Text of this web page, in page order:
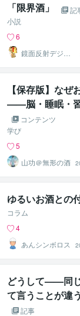
「限界酒」
記
小説
6
鏡面反射デジタ
ルアート製作所
（鈴木穣）
【保存版】なぜ
——脳・睡眠・
コンテンツ
学び
5
山功＠無形の酒
ゆるいお酒との
コラム
4
あんシンボロス
どうして——同
て言うことが違
記事